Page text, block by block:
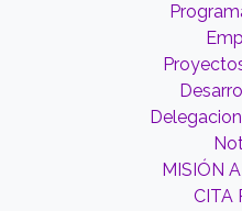
MISIÓN
CITA